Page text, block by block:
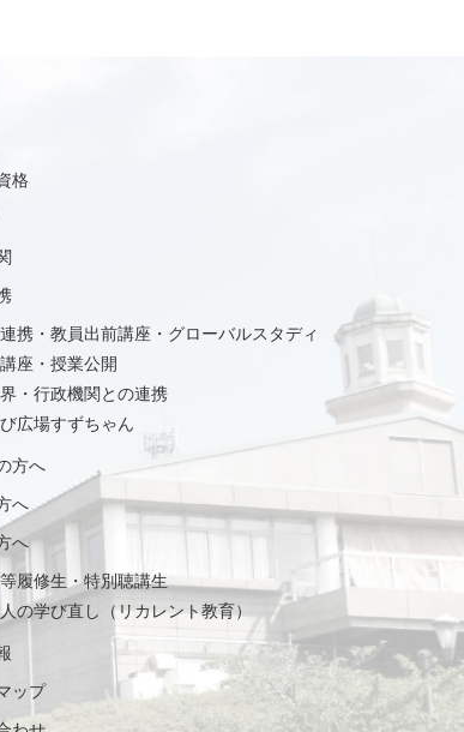
格
携・教員出前講座・グローバルスタディ
座・授業公開
・行政機関との連携
広場すずちゃん
方へ
へ
へ
履修生・特別聴講生
の学び直し（リカレント教育）
ップ